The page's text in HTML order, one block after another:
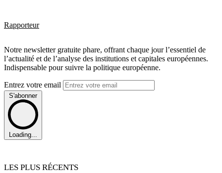
Rapporteur
Notre newsletter gratuite phare, offrant chaque jour l’essentiel de
l’actualité et de l’analyse des institutions et capitales européennes.
Indispensable pour suivre la politique européenne.
Entrez votre email
S'abonner
Loading...
LES PLUS RÉCENTS